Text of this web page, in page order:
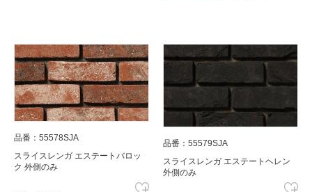
品番：55578SJA
スライスレンガ エステートバロッ
ク 外側のみ
品番：55579SJA
スライスレンガ エステートヘレン
外側のみ